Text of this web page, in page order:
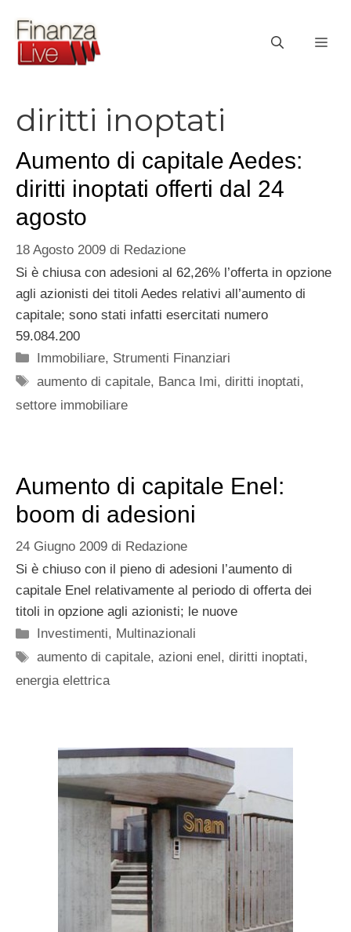
contenuto
diritti inoptati
Aumento di capitale Aedes:
diritti inoptati offerti dal 24
agosto
18 Agosto 2009 di Redazione
Si è chiusa con adesioni al 62,26% l’offerta in opzione
agli azionisti dei titoli Aedes relativi all’aumento di
capitale; sono stati infatti esercitati numero
59.084.200
Categorie
Immobiliare, Strumenti Finanziari
Tag
aumento di capitale, Banca Imi,diritti inoptati,
settore immobiliare
Aumento di capitale Enel:
boom di adesioni
24 Giugno 2009 di Redazione
Si è chiuso con il pieno di adesioni l’aumento di
capitale Enel relativamente al periodo di offerta dei
titoli in opzione agli azionisti; le nuove
Categorie
Investimenti, Multinazionali
Tag
aumento di capitale,azioni enel ,diritti inoptati,
energia elettrica